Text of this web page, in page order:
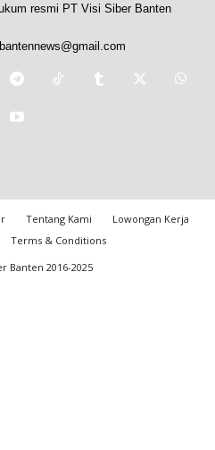
resmi PT Visi Siber Banten
Tentang Kami
Lowongan Kerja
Terms & Conditions
Banten 2016-2025